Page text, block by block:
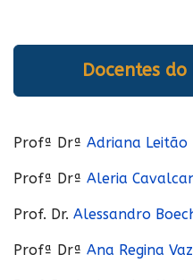
Docentes
Profª Drª Adriana Leitão
Profª Drª Aleria
Prof. Dr. Alessandro
Profª Drª Ana Regina